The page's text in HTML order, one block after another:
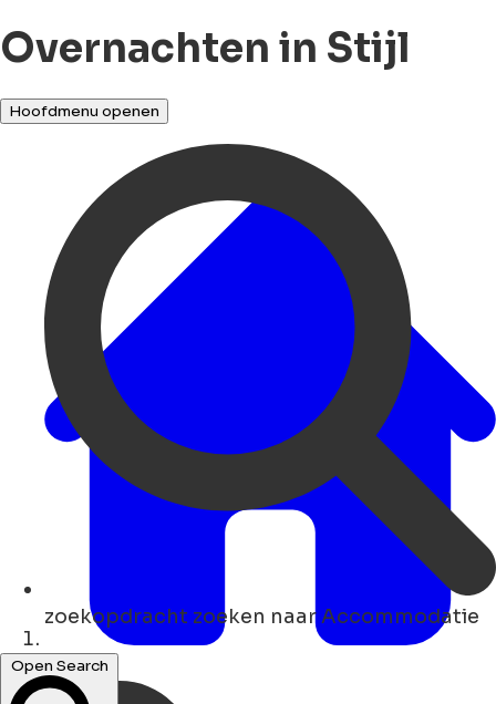
Overnachten in Stijl
Hoofdmenu openen
zoekopdracht zoeken naar Accommodatie
Open Search
Thuis